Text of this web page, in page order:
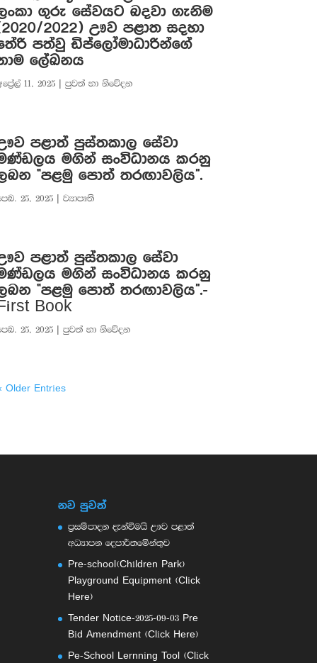
ගුරු සේවයට බදවා ගැනිම
2022) ඌව පළාත සදහා
පත්වු ඩිප්ලෝමාධාරින්ගේ
ලේඛනය
11, 2025| පුවත් හා නිවේදන
පළාත් පුස්තකාල සේවා
මගින් සංවිධානය කරනු
“පළමු පොත් තරඟාවලිය”.
25, 2025| ව්‍යාපෘති
පළාත් පුස්තකාල සේවා
මගින් සංවිධානය කරනු
“පළමු පොත් තරඟාවලිය”.-
Book
25, 2025| පුවත් හා නිවේදන
Older Entries
නව පුවත්
ප්‍රසම්පාදන දැන්වීමයි ඌව පළාත්
අධ්‍යාපන දෙපාර්තමේන්තුව
Pre-school(Children Park)
Playground Equipment (Click
Here)
Tender Notice-2025-09-03 Pre
Bid Amendment (Click Here)
Pe-School Lernning Tool (Click